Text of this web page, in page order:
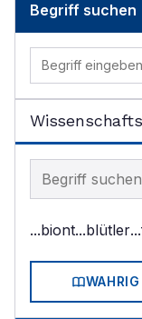
Begriff suchen
Begriff im
...biont...blütler